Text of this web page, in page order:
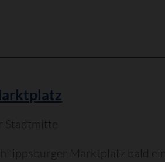
Stadtmitte
Marktplatz bald ein